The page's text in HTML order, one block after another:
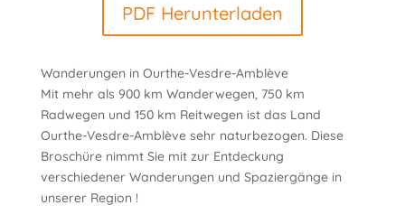
PDF Herunterladen
Wanderungen in Ourthe-Vesdre-Amblève
Mit mehr als 900 km Wanderwegen, 750 km
Radwegen und 150 km Reitwegen ist das Land
Ourthe-Vesdre-Amblève sehr naturbezogen. Diese
Broschüre nimmt Sie mit zur Entdeckung
verschiedener Wanderungen und Spaziergänge in
unserer Region !